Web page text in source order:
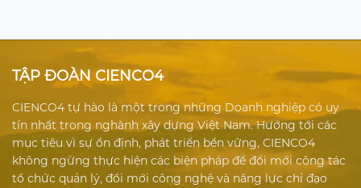
TẬP ĐOÀN CIENCO4
CIENCO4 tự hào là một trong những Doanh nghiệp có uy
tín nhất trong nghành xây dựng Việt Nam. Hướng tới các
mục tiêu vì sự ổn định, phát triển bền vững, CIENCO4
không ngừng thực hiện các biện pháp để đổi mới công tác
tổ chức quản lý, đổi mới công nghệ và năng lực chỉ đạo